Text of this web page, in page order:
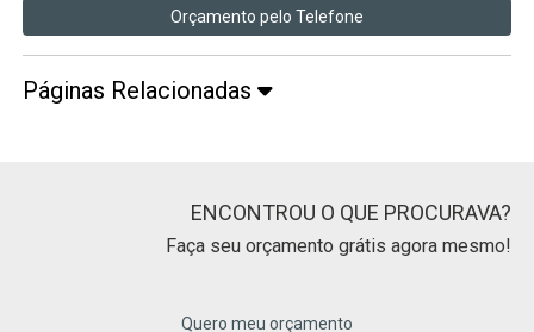
Orçamento pelo Telefone
Páginas Relacionadas
ENCONTROU O QUE PROCURAVA?
Faça seu orçamento grátis agora mesmo!
Quero meu orçamento